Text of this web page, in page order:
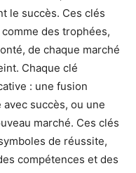
le succès. Ces clés
des trophées,
de chaque marché
Chaque clé
: une fusion
succès, ou une
marché. Ces clés
de réussite,
compétences et des